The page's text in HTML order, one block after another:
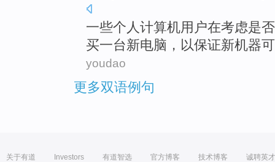
一些个人 计算机用户在考虑是否
买一台新电脑 ， 以保证新机器
youdao
更多双语例句
关于有道 Investors 有道智选 官方博客 技术博客 诚聘英才